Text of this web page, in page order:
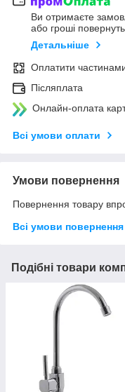
Ви отримаєте
або гроші
Детальніше
Оплатити
Післяплата
Онлайн-оплата
Всі умови оплати
Умови повернення
Повернення товару
Всі умови повернення
Подібні товари